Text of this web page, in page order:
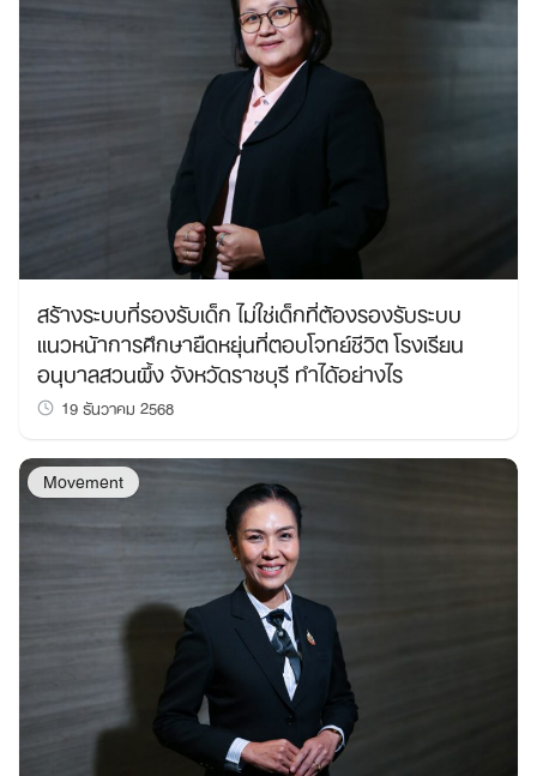
Search
for:
สร้างระบบที่รองรับเด็ก ไม่ใช่เด็กที่ต้องรองรับระบบ
แนวหน้าการศึกษายืดหยุ่นที่ตอบโจทย์ชีวิต โรงเรียน
อนุบาลสวนผึ้ง จังหวัดราชบุรี ทำได้อย่างไร
19 ธันวาคม 2568
Movement